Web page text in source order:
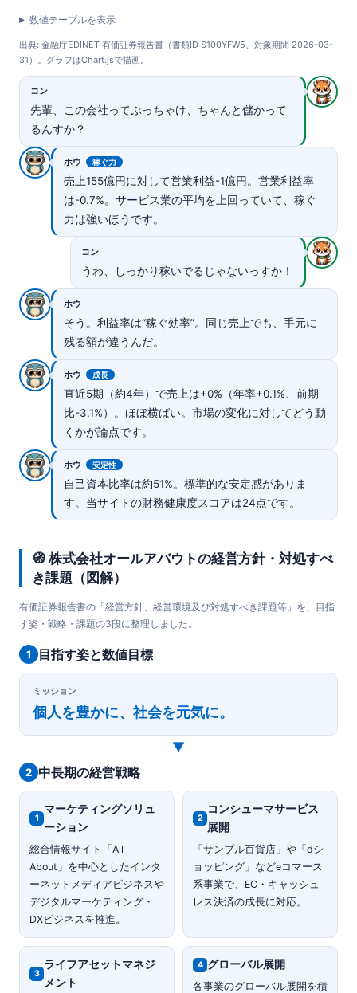
数値テーブルを表示
出典: 金融庁EDINET 有価証券報告書（書類ID S100YFW5、対象期間 2026-03-
31）。グラフはChart.jsで描画。
コン
先輩、この会社ってぶっちゃけ、ちゃんと儲かって
るんすか？
ホウ 稼ぐ力
売上155億円に対して営業利益-1億円。営業利益率
は-0.7%。サービス業の平均を上回っていて、稼ぐ
力は強いほうです。
コン
うわ、しっかり稼いでるじゃないっすか！
ホウ
そう。利益率は“稼ぐ効率”。同じ売上でも、手元に
残る額が違うんだ。
ホウ 成長
直近5期（約4年）で売上は+0%（年率+0.1%、前期
比-3.1%）。ほぼ横ばい。市場の変化に対してどう動
くかが論点です。
ホウ 安定性
自己資本比率は約51%。標準的な安定感がありま
す。当サイトの財務健康度スコアは24点です。
🧭 株式会社オールアバウトの経営方針・対処すべ
き課題（図解）
有価証券報告書の「経営方針、経営環境及び対処すべき課題等」を、目指
す姿・戦略・課題の3段に整理しました。
1 目指す姿と数値目標
ミッション
個人を豊かに、社会を元気に。
▼
2 中長期の経営戦略
1
マーケティングソリュ
ーション
総合情報サイト「All
About」を中心としたインタ
ーネットメディアビジネスや
デジタルマーケティング・
DXビジネスを推進。
2
コンシューマサービス
展開
「サンプル百貨店」や「dシ
ョッピング」などeコマース
系事業で、EC・キャッシュ
レス決済の成長に対応。
3
ライフアセットマネジ
メント
4 グローバル展開
各事業のグローバル展開を積